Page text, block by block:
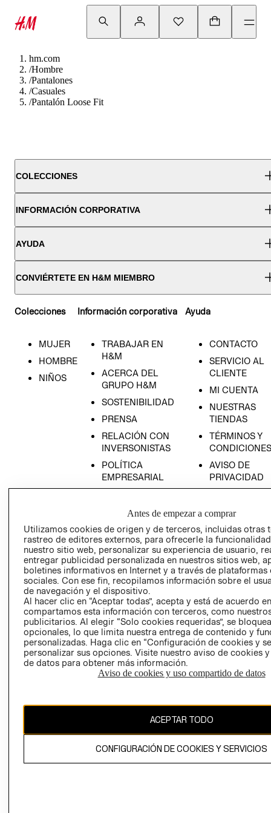
hm.com
/Hombre
/Pantalones
/Casuales
/Pantalón Loose Fit
COLECCIONES
INFORMACIÓN CORPORATIVA
AYUDA
CONVIÉRTETE EN H&M MIEMBRO
Colecciones
MUJER
HOMBRE
NIÑOS
Información corporativa
TRABAJAR EN
H&M
ACERCA DEL
GRUPO H&M
SOSTENIBILIDAD
PRENSA
RELACIÓN CON
INVERSONISTAS
POLÍTICA
EMPRESARIAL
Ayuda
CONTACTO
SERVICIO AL
CLIENTE
MI CUENTA
NUESTRAS
TIENDAS
TÉRMINOS Y
CONDICIONES
AVISO DE
PRIVACIDAD
AVISO DE
LIBRO DE
Ecuador ($)
CAMBIAR REGIÓN
propiedad de H&M Hennes & Mauritz AB.
Antes de empezar a comprar
Utilizamos cookies de origen y de terceros, incluidas otras
rastreo de editores externos, para ofrecerle la
nuestro sitio web, personalizar su experiencia de usuario,
entregar publicidad personalizada en nuestros sitios web,
boletines informativos en Internet y a través de plataformas
sociales. Con ese fin, recopilamos información sobre el
de navegación y el dispositivo.
Al hacer clic en “Aceptar todas”, acepta y está de acuerdo
compartamos esta información con terceros, como
publicitarios. Al elegir “Solo cookies requeridas”, se
opcionales, lo que limita nuestra entrega de contenido y
personalizadas. Haga clic en “Configuración de cookies y
personalizar sus opciones. Visite nuestro aviso de cookies
de datos para obtener más información.
Aviso de cookies y uso compartido de datos
ACEPTAR TODO
CONFIGURACIÓN DE COOKIES Y SERVICIOS